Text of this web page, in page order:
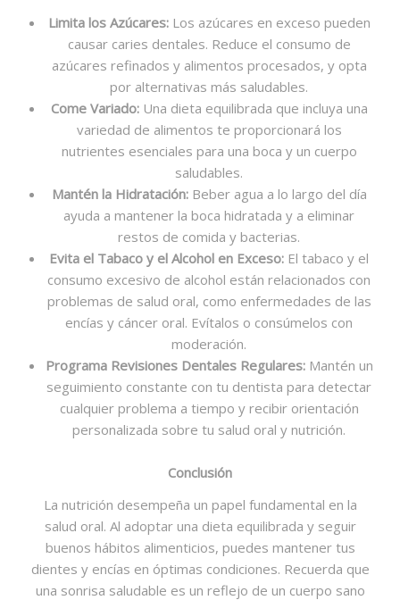
Limita los Azúcares:Los azúcares en exceso pueden
causar caries dentales. Reduce el consumo de
azúcares refinados y alimentos procesados, y opta
por alternativas más saludables.
Come Variado:Una dieta equilibrada que incluya una
variedad de alimentos te proporcionará los
nutrientes esenciales para una boca y un cuerpo
saludables.
Mantén la Hidratación:Beber agua a lo largo del día
ayuda a mantener la boca hidratada y a eliminar
restos de comida y bacterias.
Evita el Tabaco y el Alcohol en Exceso: El tabaco y el
consumo excesivo de alcohol están relacionados con
problemas de salud oral, como enfermedades de las
encías y cáncer oral. Evítalos o consúmelos con
moderación.
Programa Revisiones Dentales Regulares:Mantén un
seguimiento constante con tu dentista para detectar
cualquier problema a tiempo y recibir orientación
personalizada sobre tu salud oral y nutrición.
Conclusión
La nutrición desempeña un papel fundamental en la
salud oral. Al adoptar una dieta equilibrada y seguir
buenos hábitos alimenticios, puedes mantener tus
dientes y encías en óptimas condiciones. Recuerda que
una sonrisa saludable es un reflejo de un cuerpo sano